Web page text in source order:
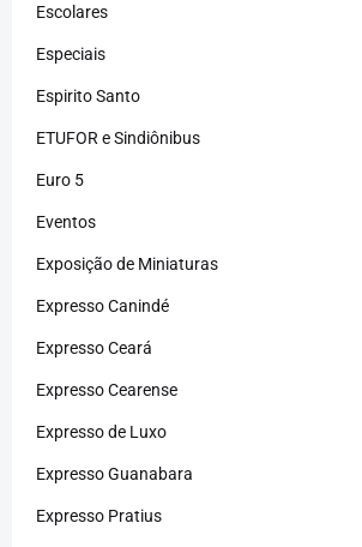
Escolares
Especiais
Espirito Santo
ETUFOR e Sindiônibus
Euro 5
Eventos
Exposição de Miniaturas
Expresso Canindé
Expresso Ceará
Expresso Cearense
Expresso de Luxo
Expresso Guanabara
Expresso Pratius